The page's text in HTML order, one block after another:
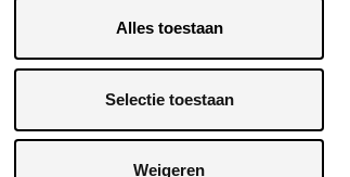
Alles toestaan
Selectie toestaan
Weigeren